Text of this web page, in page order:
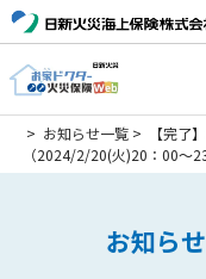
> お知らせ一覧 >
【完了
（2024/2/20(火)20：00～
お知ら